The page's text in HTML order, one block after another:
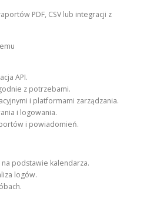
PDF, CSV lub integracji z
API.
z potrzebami.
i platformami zarządzania.
i logowania.
i powiadomień.
podstawie kalendarza.
logów.